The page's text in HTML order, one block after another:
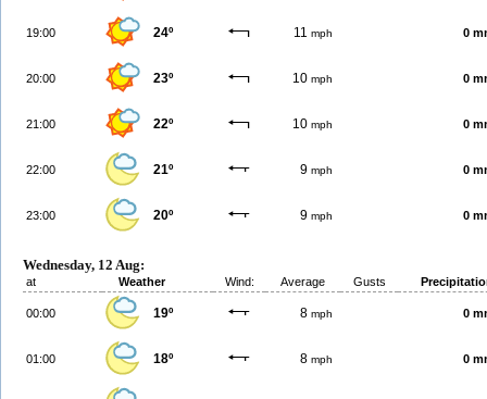
19:00 24º 11 mph 0
20:00 23º 10 mph 0
21:00 22º 10 mph 0
22:00 21º 9 mph 0
23:00 20º 9 mph 0
Wednesday, 12 Aug:
at Weather Wind: Average Gusts
00:00 19º 8 mph 0
01:00 18º 8 mph 0